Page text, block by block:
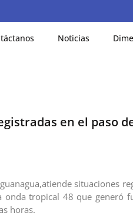
Noticias
en el paso
situaciones
onda tropical 48 que generó
horas.